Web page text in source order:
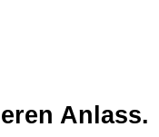
Anlass.